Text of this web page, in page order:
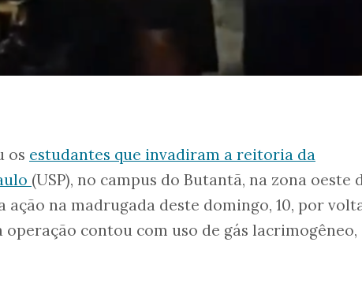
os estudantes que invadiram a reitoria da
(USP), no campus do Butantã, na zona oeste
ação na madrugada deste domingo, 10, por
operação contou com uso de gás lacrimogêneo,